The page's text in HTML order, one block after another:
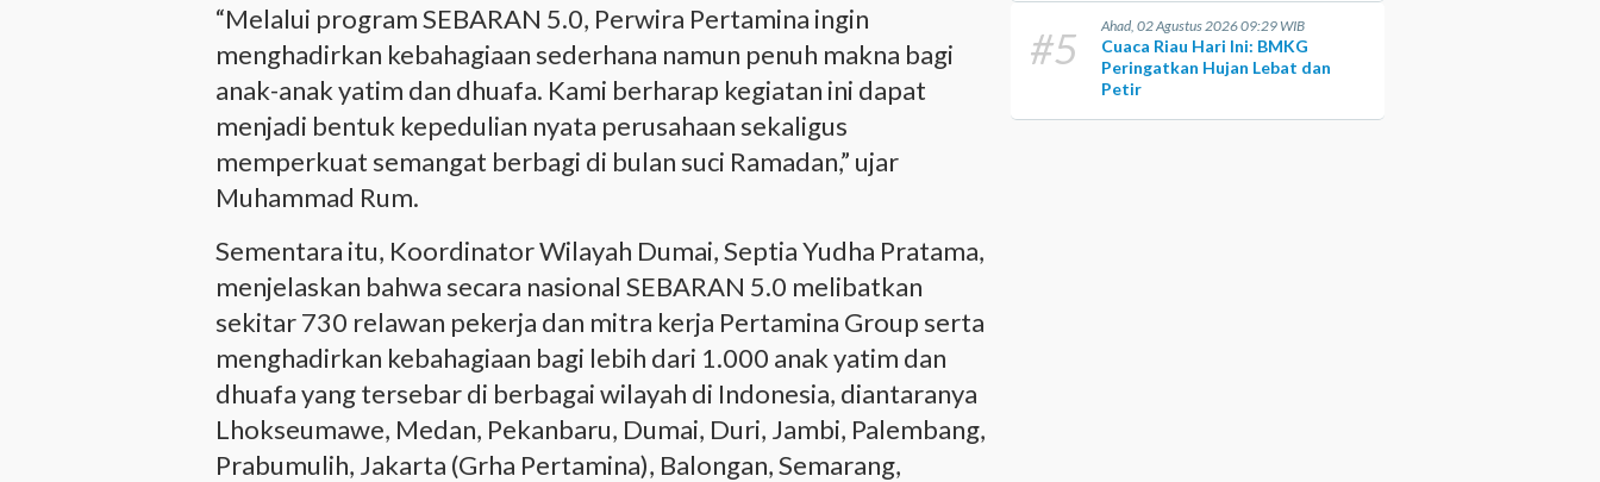
“Melalui program SEBARAN 5.0, Perwira Pertamina ingin
menghadirkan kebahagiaan sederhana namun penuh makna bagi
anak-anak yatim dan dhuafa. Kami berharap kegiatan ini dapat
menjadi bentuk kepedulian nyata perusahaan sekaligus
memperkuat semangat berbagi di bulan suci Ramadan,” ujar
Muhammad Rum.
Sementara itu, Koordinator Wilayah Dumai, Septia Yudha Pratama,
menjelaskan bahwa secara nasional SEBARAN 5.0 melibatkan
sekitar 730 relawan pekerja dan mitra kerja Pertamina Group serta
menghadirkan kebahagiaan bagi lebih dari 1.000 anak yatim dan
dhuafa yang tersebar di berbagai wilayah di Indonesia, diantaranya
Lhokseumawe, Medan, Pekanbaru, Dumai, Duri, Jambi, Palembang,
Prabumulih, Jakarta (Grha Pertamina), Balongan, Semarang,
#5 Ahad, 02 Agustus 2026 09:29 WIB
Cuaca Riau Hari Ini: BMKG
Peringatkan Hujan Lebat dan
Petir